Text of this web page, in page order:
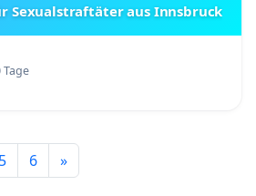
Sexualstraftäter aus Innsbruck
5 6 »